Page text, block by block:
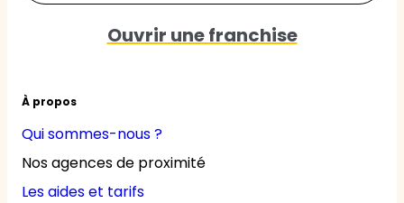
À propos
Qui sommes-nous ?
Nos agences de proximité
Les aides et tarifs
Ouvrir une franchise